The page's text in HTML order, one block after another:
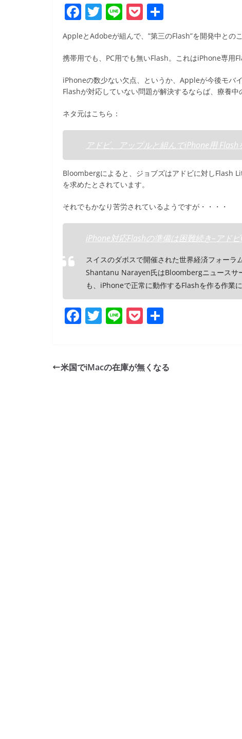
F
a
c
e
b
o
o
k
T
w
itt
er
Li
n
e
P
o
ck
et
有
AppleとAdobeが組んで、”第三のFlash”を開発中とのこ
携帯用でも、PC用でも無いFlash。これはiPhone専用
iPhoneの数少ない欠点、というか、Appleが今後モバ
Flashが対応していない問題が解決するならば、療養中
ネタ元はこちら：
アドビ、アップルと組んでiPhone用 Flash
Bloombergによると、ジョブズはアドビに対しFlash
を求めたとされています。
それでもかなり苦労されているようですが・・・・
iPhone対応Flashの準備は困難続き–アド
スイスのダボスで開催された世界経済フォーラ
Shantanu Narayen氏はBloombergニュースサ
も、iPhoneで正常に動作するFlashを作る作業
F
e
T
er
Li P
et
米国でiMacの在庫が無くなる